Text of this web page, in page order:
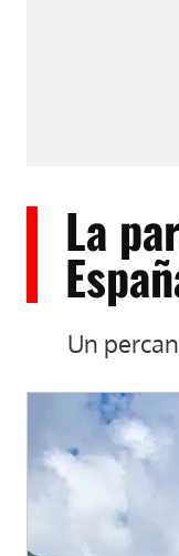
La
Un